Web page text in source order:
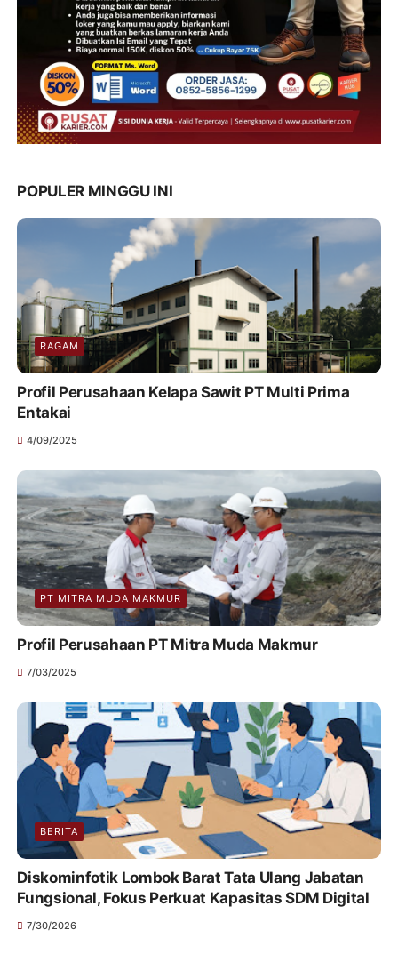
POPULER MINGGU INI
RAGAM
Profil Perusahaan Kelapa Sawit PT Multi Prima
Entakai
4/09/2025
PT MITRA MUDA MAKMUR
Profil Perusahaan PT Mitra Muda Makmur
7/03/2025
BERITA
Diskominfotik Lombok Barat Tata Ulang Jabatan
Fungsional, Fokus Perkuat Kapasitas SDM Digital
7/30/2026